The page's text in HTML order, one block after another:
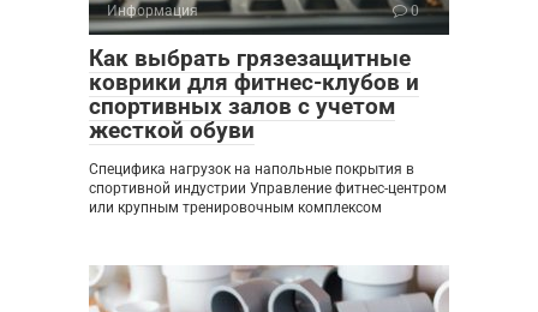
Информация 0
Как выбрать грязезащитные
коврики для фитнес-клубов и
спортивных залов с учетом
жесткой обуви
Специфика нагрузок на напольные покрытия в
спортивной индустрии Управление фитнес-центром
или крупным тренировочным комплексом